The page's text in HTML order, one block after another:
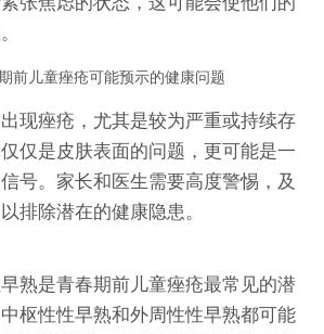
前儿童痤疮可能预示的健康问题
现痤疮，尤其是较为严重或持续存
仅是皮肤表面的问题，更可能是一
号。家长和医生需要高度警惕，及
排除潜在的健康隐患。
熟是青春期前儿童痤疮最常见的潜
枢性性早熟和外周性性早熟都可能